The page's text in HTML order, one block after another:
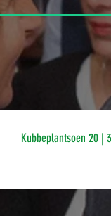
Kubbeplantsoen 20 |